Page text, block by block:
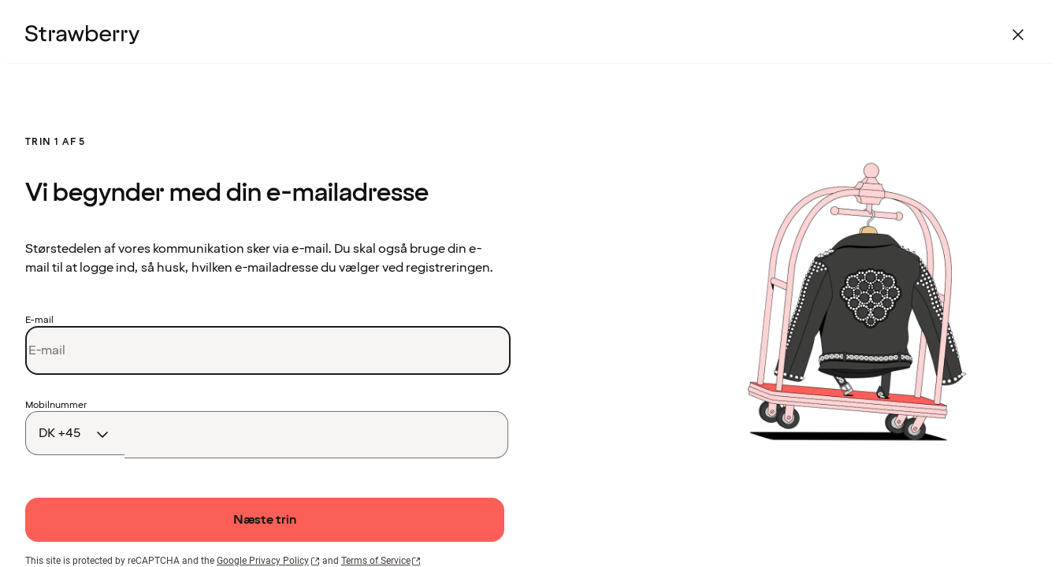
TRIN 1 AF 5
Vi begynder med din e-mailadresse
Størstedelen af vores kommunikation sker via e-mail. Du skal også bruge din e-
mail til at logge ind, så husk, hvilken e-mailadresse du vælger ved registreringen.
E-mail
Landekode
Mobilnummer
Næste trin
This site is protected by reCAPTCHA and the Google Privacy Policy and Terms of Service